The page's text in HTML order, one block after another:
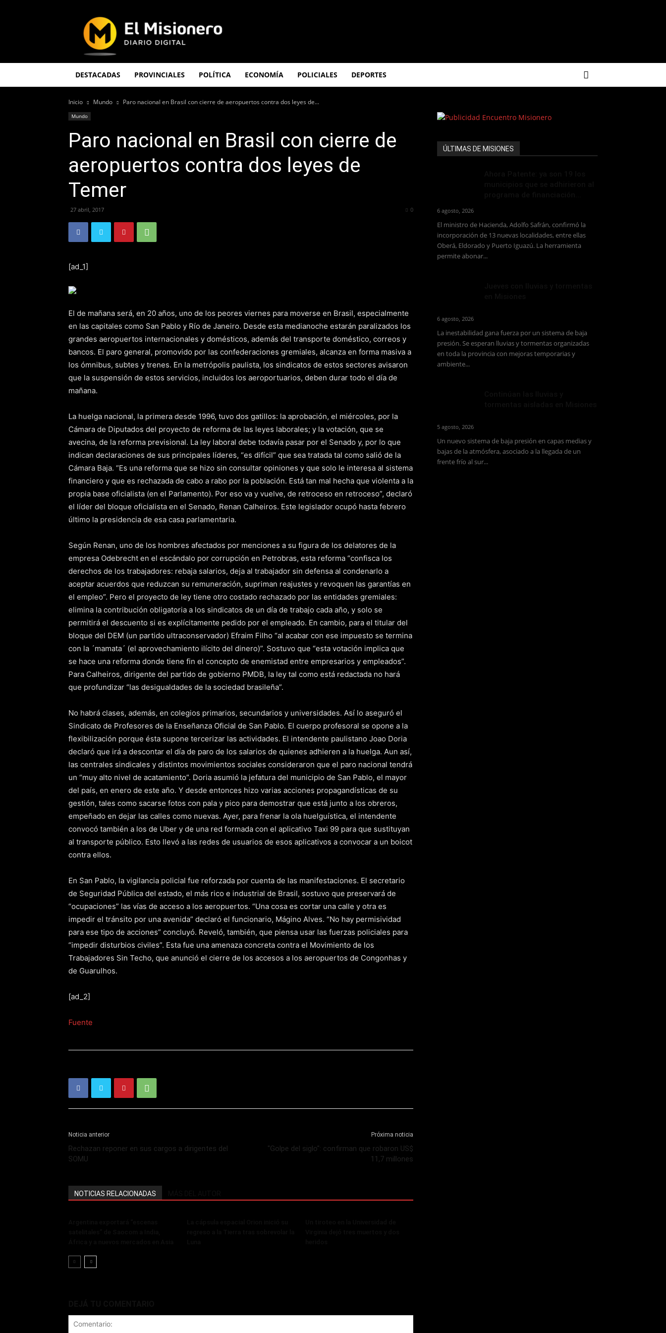
Misionero
DESTACADAS PROVINCIALES POLÍTICA ECONOMÍA POLICIALES DEPORTES
Inicio Mundo Paro nacional en Brasil con cierre de aeropuertos contra dos leyes de...
Mundo
Paro nacional en Brasil con cierre de
aeropuertos contra dos leyes de
Temer
27 abril, 2017 0
[ad_1]
El de mañana será, en 20 años, uno de los peores viernes para moverse en Brasil, especialmente
en las capitales como San Pablo y Río de Janeiro. Desde esta medianoche estarán paralizados los
grandes aeropuertos internacionales y domésticos, además del transporte doméstico, correos y
bancos. El paro general, promovido por las confederaciones gremiales, alcanza en forma masiva a
los ómnibus, subtes y trenes. En la metrópolis paulista, los sindicatos de estos sectores avisaron
que la suspensión de estos servicios, incluidos los aeroportuarios, deben durar todo el día de
mañana.
La huelga nacional, la primera desde 1996, tuvo dos gatillos: la aprobación, el miércoles, por la
Cámara de Diputados del proyecto de reforma de las leyes laborales; y la votación, que se
avecina, de la reforma previsional. La ley laboral debe todavía pasar por el Senado y, por lo que
indican declaraciones de sus principales líderes, “es difícil” que sea tratada tal como salió de la
Cámara Baja. “Es una reforma que se hizo sin consultar opiniones y que solo le interesa al sistema
financiero y que es rechazada de cabo a rabo por la población. Está tan mal hecha que violenta a la
propia base oficialista (en el Parlamento). Por eso va y vuelve, de retroceso en retroceso”, declaró
el líder del bloque oficialista en el Senado, Renan Calheiros. Este legislador ocupó hasta febrero
último la presidencia de esa casa parlamentaria.
Según Renan, uno de los hombres afectados por menciones a su figura de los delatores de la
empresa Odebrecht en el escándalo por corrupción en Petrobras, esta reforma “confisca los
derechos de los trabajadores: rebaja salarios, deja al trabajador sin defensa al condenarlo a
aceptar acuerdos que reduzcan su remuneración, supriman reajustes y revoquen las garantías en
el empleo”. Pero el proyecto de ley tiene otro costado rechazado por las entidades gremiales:
elimina la contribución obligatoria a los sindicatos de un día de trabajo cada año, y solo se
permitirá el descuento si es explícitamente pedido por el empleado. En cambio, para el titular del
bloque del DEM (un partido ultraconservador) Efraim Filho “al acabar con ese impuesto se termina
con la ´mamata´ (el aprovechamiento ilícito del dinero)”. Sostuvo que “esta votación implica que
se hace una reforma donde tiene fin el concepto de enemistad entre empresarios y empleados”.
Para Calheiros, dirigente del partido de gobierno PMDB, la ley tal como está redactada no hará
que profundizar “las desigualdades de la sociedad brasileña”.
No habrá clases, además, en colegios primarios, secundarios y universidades. Así lo aseguró el
Sindicato de Profesores de la Enseñanza Oficial de San Pablo. El cuerpo profesoral se opone a la
flexibilización porque ésta supone tercerizar las actividades. El intendente paulistano Joao Doria
declaró que irá a descontar el día de paro de los salarios de quienes adhieren a la huelga. Aun así,
las centrales sindicales y distintos movimientos sociales consideraron que el paro nacional tendrá
un “muy alto nivel de acatamiento”. Doria asumió la jefatura del municipio de San Pablo, el mayor
del país, en enero de este año. Y desde entonces hizo varias acciones propagandísticas de su
gestión, tales como sacarse fotos con pala y pico para demostrar que está junto a los obreros,
empeñado en dejar las calles como nuevas. Ayer, para frenar la ola huelguística, el intendente
convocó también a los de Uber y de una red formada con el aplicativo Taxi 99 para que sustituyan
al transporte público. Esto llevó a las redes de usuarios de esos aplicativos a convocar a un boicot
contra ellos.
En San Pablo, la vigilancia policial fue reforzada por cuenta de las manifestaciones. El secretario
de Seguridad Pública del estado, el más rico e industrial de Brasil, sostuvo que preservará de
“ocupaciones” las vías de acceso a los aeropuertos. “Una cosa es cortar una calle y otra es
impedir el tránsito por una avenida” declaró el funcionario, Mágino Alves. “No hay permisividad
para ese tipo de acciones” concluyó. Reveló, también, que piensa usar las fuerzas policiales para
“impedir disturbios civiles”. Esta fue una amenaza concreta contra el Movimiento de los
Trabajadores Sin Techo, que anunció el cierre de los accesos a los aeropuertos de Congonhas y
de Guarulhos.
[ad_2]
Fuente
Noticia anterior
Rechazan reponer en sus cargos a dirigentes del
SOMU
Próxima noticia
"Golpe del siglo": confirman que robaron US$
11,7 millones
NOTICIAS RELACIONADAS
ÚLTIMAS DE MISIONES
6 agosto, 2026
El ministro de Hacienda, Adolfo Safrán, confirmó la
incorporación de 13 nuevas localidades, entre ellas
Oberá, Eldorado y Puerto Iguazú. La herramienta
permite abonar...
6 agosto, 2026
La inestabilidad gana fuerza por un sistema de baja
presión. Se esperan lluvias y tormentas organizadas
en toda la provincia con mejoras temporarias y
ambiente...
5 agosto, 2026
Un nuevo sistema de baja presión en capas medias y
bajas de la atmósfera, asociado a la llegada de un
frente frío al sur...